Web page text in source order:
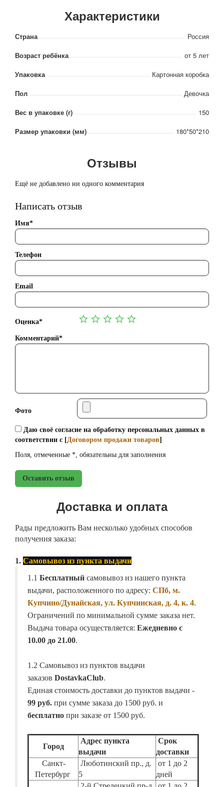
Характеристики
Страна
Россия
Возраст ребёнка
от 5 лет
Упаковка
Картонная коробка
Пол
Девочка
Вес в упаковке (г)
150
Размер упаковки (мм)
180*50*210
Отзывы
Ещё не добавлено ни одного комментария
Написать отзыв
Имя*
Телефон
Email
Оценка*
Комментарий*
Фото
Даю своё согласие на обработку персональных данных в
соответствии с [Договором продажи товаров]
Поля, отмеченные *, обязательны для заполнения
Оставить отзыв
Доставка и оплата
Рады предложить Вам несколько удобных способов
получения заказа:
1. Самовывоз из пункта выдачи
1.1 Бесплатный самовывоз из нашего пункта
выдачи, расположенного по адресу: СПб, м.
Купчино/Дунайская, ул. Купчинская, д. 4, к. 4.
Ограничений по минимальной сумме заказа нет.
Выдача товара осуществляется: Ежедневно с
10.00 до 21.00.
1.2 Самовывоз из пунктов выдачи
заказов DostavkaClub.
Единая стоимость доставки до пунктов выдачи -
99 руб. при сумме заказа до 1500 руб. и
бесплатно при заказе от 1500 руб.
Город
Адрес пункта
выдачи
Срок
доставки
Санкт-
Петербург
Люботинский пр., д.
5
от 1 до 2
дней